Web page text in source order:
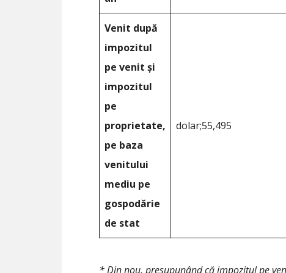
Venit după
impozitul
pe venit și
impozitul
pe
proprietate,
pe baza
venitului
mediu pe
gospodărie
de stat
dolar;55,495
* Din nou, presupunând că impozitul pe